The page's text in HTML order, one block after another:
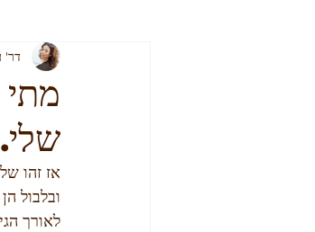
שלי.
דר'
אז זהו
ובלבול
לאורך